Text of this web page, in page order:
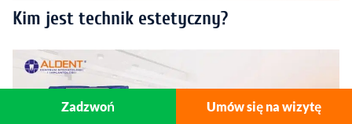
Kim jest technik estetyczny?
Zadzwoń Umów się na wizytę